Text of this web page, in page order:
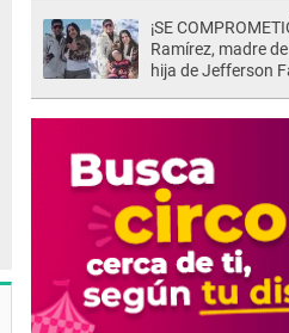
¡SE
Ramírez, madre
hija de Jefferson